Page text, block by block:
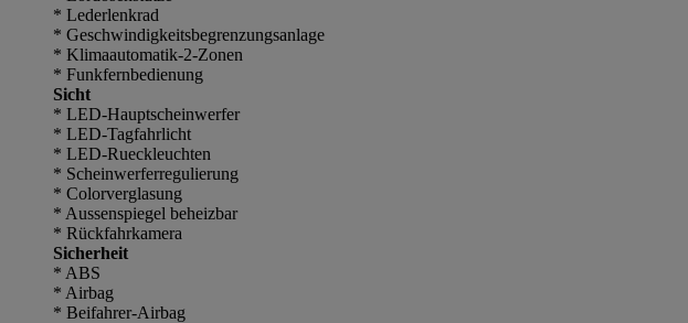
* Lederlenkrad
* Geschwindigkeitsbegrenzungsanlage
* Klimaautomatik-2-Zonen
* Funkfernbedienung
Sicht
* LED-Hauptscheinwerfer
* LED-Tagfahrlicht
* LED-Rueckleuchten
* Scheinwerferregulierung
* Colorverglasung
* Aussenspiegel beheizbar
* Rückfahrkamera
Sicherheit
* ABS
* Airbag
* Beifahrer-Airbag